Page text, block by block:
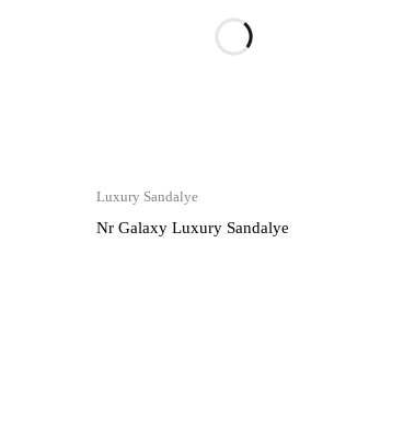
Luxury Sandalye
Nr Galaxy Luxury Sandalye